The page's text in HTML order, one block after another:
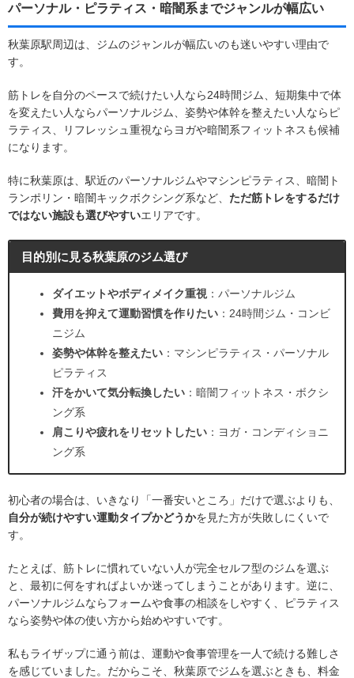
パーソナル・ピラティス・暗闇系までジャンルが幅広い
秋葉原駅周辺は、ジムのジャンルが幅広いのも迷いやすい理由で
す。
筋トレを自分のペースで続けたい人なら24時間ジム、短期集中で体
を変えたい人ならパーソナルジム、姿勢や体幹を整えたい人ならピ
ラティス、リフレッシュ重視ならヨガや暗闇系フィットネスも候補
になります。
特に秋葉原は、駅近のパーソナルジムやマシンピラティス、暗闇ト
ランポリン・暗闇キックボクシング系など、 ただ筋トレをするだけ
ではない施設も選びやすいエリアです。
目的別に見る秋葉原のジム選び
ダイエットやボディメイク重視 ：パーソナルジム
費用を抑えて運動習慣を作りたい ：24時間ジム・コンビ
ニジム
姿勢や体幹を整えたい ：マシンピラティス・パーソナル
ピラティス
汗をかいて気分転換したい ：暗闇フィットネス・ボクシ
ング系
肩こりや疲れをリセットしたい ：ヨガ・コンディショニ
ング系
初心者の場合は、いきなり「一番安いところ」だけで選ぶよりも、
自分が続けやすい運動タイプかどうかを見た方が失敗しにくいで
す。
たとえば、筋トレに慣れていない人が完全セルフ型のジムを選ぶ
と、最初に何をすればよいか迷ってしまうことがあります。逆に、
パーソナルジムならフォームや食事の相談をしやすく、ピラティス
なら姿勢や体の使い方から始めやすいです。
私もライザップに通う前は、運動や食事管理を一人で続ける難しさ
を感じていました。だからこそ、秋葉原でジムを選ぶときも、料金